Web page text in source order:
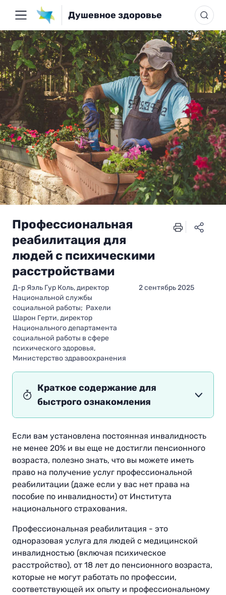
Душевное здоровье
Профессиональная
реабилитация для
людей с психическими
расстройствами
Д-р Яэль Гур Коль, директор
Национальной службы
социальной работы; Рахели
Шарон Герти, директор
Национального департамента
социальной работы в сфере
психического здоровья,
Министерство здравоохранения
2 сентябрь 2025
Краткое содержание для
быстрого ознакомления
Если вам установлена постоянная инвалидность
не менее 20% и вы еще не достигли пенсионного
возраста, полезно знать, что вы можете иметь
право на получение услуг профессиональной
реабилитации (даже если у вас нет права на
пособие по инвалидности) от Института
национального страхования.
Профессиональная реабилитация - это
одноразовая услуга для людей с медицинской
инвалидностью (включая психическое
расстройство), от 18 лет до пенсионного возраста,
которые не могут работать по профессии,
соответствующей их опыту и профессиональному